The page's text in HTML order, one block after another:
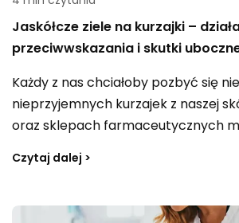
Jaskółcze ziele na kurzajki –
przeciwwskazania i skutki
Każdy z nas chciałoby pozbyć się
nieprzyjemnych kurzajek z naszej
oraz sklepach farmaceutycznych
zawsze skutecznych. Czy wiesz, że
jednym z najskuteczniejszych
Czytaj dalej >